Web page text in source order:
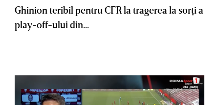
Ghinion teribil pentru CFR la tragerea la sorţi a
play-off-ului din...